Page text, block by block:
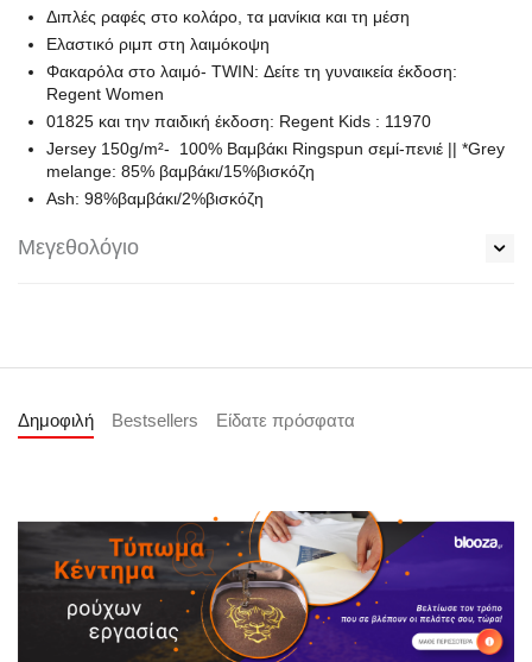
Διπλές ραφές στο κολάρο, τα μανίκια και τη μέση
Ελαστικό ριμπ στη λαιμόκοψη
Φακαρόλα στο λαιμό- TWIN: Δείτε τη γυναικεία έκδοση:
Regent Women
01825 και την παιδική έκδοση: Regent Kids : 11970
Jersey 150g/m²- 100% Βαμβάκι Ringspun σεμί-πενιέ || *Grey
melange: 85% βαμβάκι/15%βισκόζη
Ash: 98%βαμβάκι/2%βισκόζη
Μεγεθολόγιο
Δημοφιλή Bestsellers Είδατε πρόσφατα